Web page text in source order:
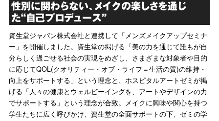
性別に関わらない、メイクの楽しさを通じ
た“自己プロデュース”
資生堂ジャパン株式会社と連携して「メンズメイクアップセミナ
ー」を開催しました。資生堂の掲げる「美の力を通じて誰もが自
分らしく過ごせる社会の実現をめざし、さまざまな対象者や目的
に応じてQOL(クオリティー・オブ・ライフ＝生活の質)の維持・
向上をサポートする」という理念と、ホスピタルアートゼミが掲
げる「人々の健康とウェルビーイングを、アートやデザインの力
でサポートする」という理念が合致。メイクに興味や関心を持つ
学生たちに広く呼びかけ、資生堂の全面サポートの下、ゼミの学